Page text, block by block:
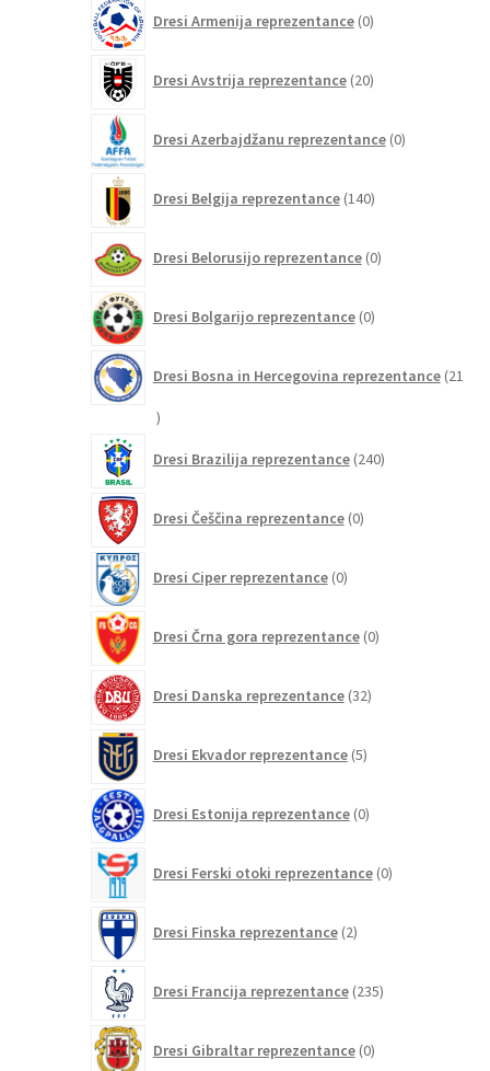
Dresi Armenija reprezentance 0izdelkov
Dresi Avstrija reprezentance 20izdelkov
Dresi Azerbajdžanu reprezentance 0izdelkov
Dresi Belgija reprezentance 140izdelkov
Dresi Belorusijo reprezentance 0izdelkov
Dresi Bolgarijo reprezentance 0izdelkov
Dresi Bosna in Hercegovina reprezentance 21
21
Dresi Brazilija reprezentance 240izdelkov
Dresi Češčina reprezentance 0izdelkov
Dresi Ciper reprezentance 0izdelkov
Dresi Črna gora reprezentance 0izdelkov
Dresi Danska reprezentance 32izdelkov
Dresi Ekvador reprezentance 5izdelkov
Dresi Estonija reprezentance 0izdelkov
Dresi Ferski otoki reprezentance 0izdelkov
Dresi Finska reprezentance 2izdelka
Dresi Francija reprezentance 235izdelkov
Dresi Gibraltar reprezentance 0izdelkov